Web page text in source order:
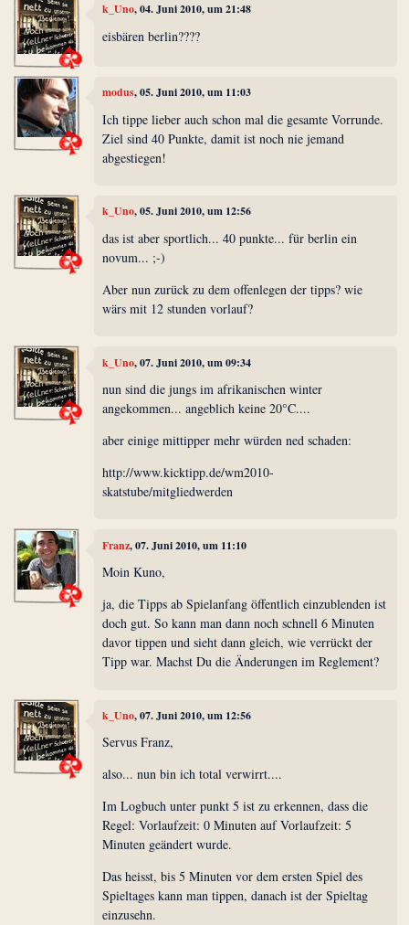
k_Uno, 04. Juni 2010, um 21:48
eisbären berlin????
modus, 05. Juni 2010, um 11:03
Ich tippe lieber auch schon mal die gesamte Vorrunde.
Ziel sind 40 Punkte, damit ist noch nie jemand
abgestiegen!
k_Uno, 05. Juni 2010, um 12:56
das ist aber sportlich... 40 punkte... für berlin ein
novum... ;-)
Aber nun zurück zu dem offenlegen der tipps? wie
wärs mit 12 stunden vorlauf?
k_Uno, 07. Juni 2010, um 09:34
nun sind die jungs im afrikanischen winter
angekommen... angeblich keine 20°C....
aber einige mittipper mehr würden ned schaden:
http://www.kicktipp.de/wm2010-
skatstube/mitgliedwerden
Franz, 07. Juni 2010, um 11:10
Moin Kuno,
ja, die Tipps ab Spielanfang öffentlich einzublenden ist
doch gut. So kann man dann noch schnell 6 Minuten
davor tippen und sieht dann gleich, wie verrückt der
Tipp war. Machst Du die Änderungen im Reglement?
k_Uno, 07. Juni 2010, um 12:56
Servus Franz,
also... nun bin ich total verwirrt....
Im Logbuch unter punkt 5 ist zu erkennen, dass die
Regel: Vorlaufzeit: 0 Minuten auf Vorlaufzeit: 5
Minuten geändert wurde.
Das heisst, bis 5 Minuten vor dem ersten Spiel des
Spieltages kann man tippen, danach ist der Spieltag
einzusehn.